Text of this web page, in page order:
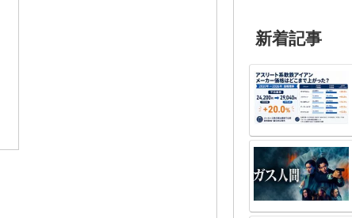
新着記事